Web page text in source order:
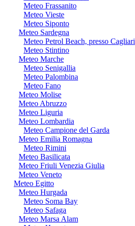
Meteo Frassanito
Meteo Vieste
Meteo Siponto
Meteo Sardegna
Meteo Petrol Beach, presso Cagliari
Meteo Stintino
Meteo Marche
Meteo Senigallia
Meteo Palombina
Meteo Fano
Meteo Molise
Meteo Abruzzo
Meteo Liguria
Meteo Lombardia
Meteo Campione del Garda
Meteo Emilia Romagna
Meteo Rimini
Meteo Basilicata
Meteo Friuli Venezia Giulia
Meteo Veneto
Meteo Egitto
Meteo Hurgada
Meteo Soma Bay
Meteo Safaga
Meteo Marsa Alam